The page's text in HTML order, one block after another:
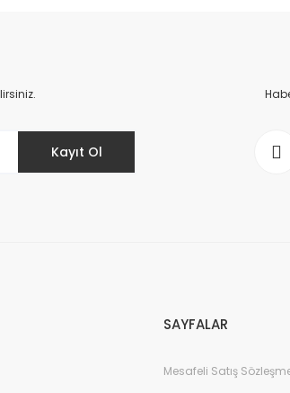
Kayıt Ol
SAYFALAR
Mesafeli Satış